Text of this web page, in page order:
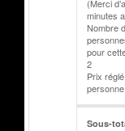
(Merci
minutes
Nombre
pour
2
Prix
Sous-